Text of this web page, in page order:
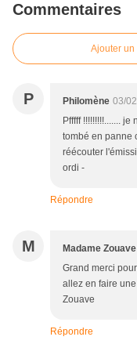
Commentaires
Ajouter un
P Philomène 03/
Pfffff !!!!!!!!!.......
tombé en panne
réécouter
ordi -
Répondre
M Madame Zouave
Grand merci
allez en faire
Zouave
Répondre